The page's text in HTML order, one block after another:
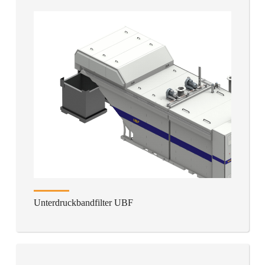
Unterdruckbandfilter UBF